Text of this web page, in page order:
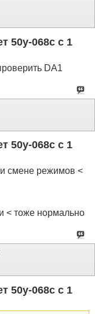
50у-068с с 1
DA1
50у-068с с 1
смене режимов <
< тоже нормально
50у-068с с 1